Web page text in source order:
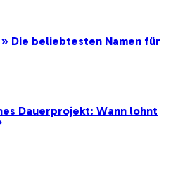
Die beliebtesten Namen für
Dauerprojekt: Wann lohnt